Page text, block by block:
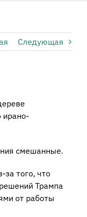
Следующая
ирано-
смешанные.
того, что
Трампа
от работы